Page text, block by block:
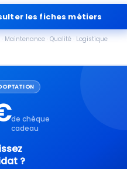
les fiches métiers
Maintenance · Qualité · Logistique
de chèque
cadeau
?